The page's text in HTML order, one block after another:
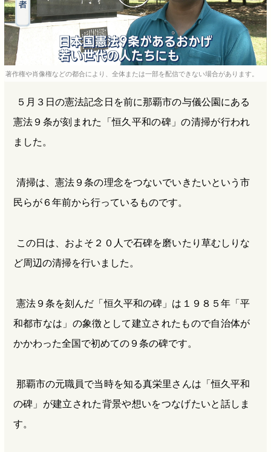
著作権や肖像権などの都合により、全体または一部を配信できない場合があります。
５月３日の憲法記念日を前に那覇市の与儀公園にある
憲法９条が刻まれた「恒久平和の碑」の清掃が行われ
ました。
清掃は、憲法９条の理念をつないでいきたいという市
民らが６年前から行っているものです。
この日は、およそ２０人で石碑を磨いたり草むしりな
ど周辺の清掃を行いました。
憲法９条を刻んだ「恒久平和の碑」は１９８５年「平
和都市なは」の象徴として建立されたもので自治体が
かかわった全国で初めての９条の碑です。
那覇市の元職員で当時を知る真栄里さんは「恒久平和
の碑」が建立された背景や想いをつなげたいと話しま
す。